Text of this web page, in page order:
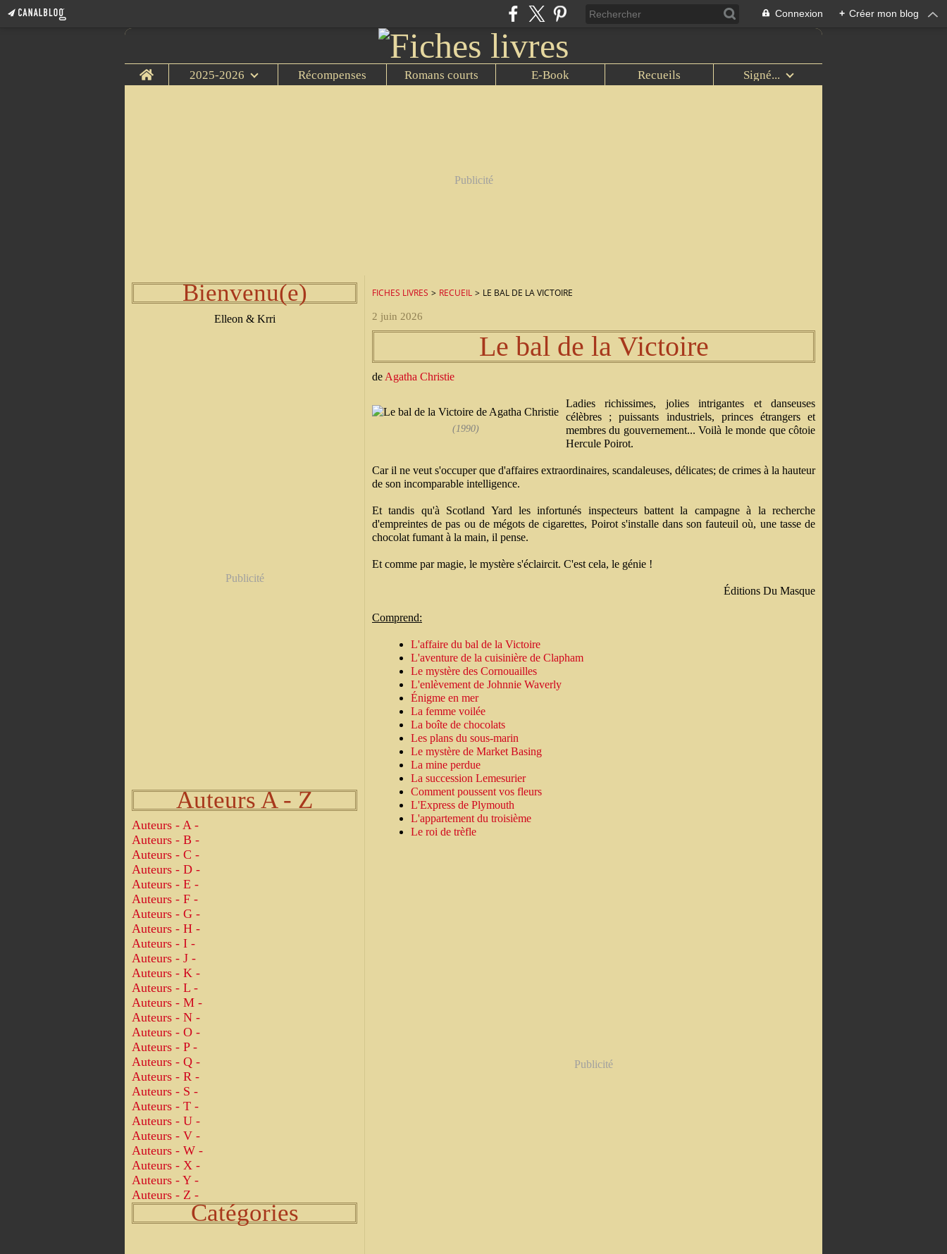
Connexion + Créer mon blog
Home 2025-2026 Récompenses Romans courts E-Book Recueils Signé...
Publicité
Bienvenu(e)
Elleon & Krri
Publicité
Auteurs A - Z
Auteurs - A -
Auteurs - B -
Auteurs - C -
Auteurs - D -
Auteurs - E -
Auteurs - F -
Auteurs - G -
Auteurs - H -
Auteurs - I -
Auteurs - J -
Auteurs - K -
Auteurs - L -
Auteurs - M -
Auteurs - N -
Auteurs - O -
Auteurs - P -
Auteurs - Q -
Auteurs - R -
Auteurs - S -
Auteurs - T -
Auteurs - U -
Auteurs - V -
Auteurs - W -
Auteurs - X -
Auteurs - Y -
Auteurs - Z -
Catégories
FICHES LIVRES > RECUEIL > LE BAL DE LA VICTOIRE
2 juin 2026
Le bal de la Victoire
de Agatha Christie
(1990)
Ladies richissimes, jolies intrigantes et danseuses
célèbres ; puissants industriels, princes étrangers et
membres du gouvernement... Voilà le monde que côtoie
Hercule Poirot.
Car il ne veut s'occuper que d'affaires extraordinaires, scandaleuses, délicates; de crimes à la hauteur
de son incomparable intelligence.
Et tandis qu'à Scotland Yard les infortunés inspecteurs battent la campagne à la recherche
d'empreintes de pas ou de mégots de cigarettes, Poirot s'installe dans son fauteuil où, une tasse de
chocolat fumant à la main, il pense.
Et comme par magie, le mystère s'éclaircit. C'est cela, le génie !
Éditions Du Masque
Comprend:
L'affaire du bal de la Victoire
L'aventure de la cuisinière de Clapham
Le mystère des Cornouailles
L'enlèvement de Johnnie Waverly
Énigme en mer
La femme voilée
La boîte de chocolats
Les plans du sous-marin
Le mystère de Market Basing
La mine perdue
La succession Lemesurier
Comment poussent vos fleurs
L'Express de Plymouth
L'appartement du troisième
Le roi de trèfle
Publicité